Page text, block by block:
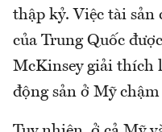
thập kỷ. Việc tài sản
của Trung Quốc
McKinsey giải thích
động sản ở Mỹ